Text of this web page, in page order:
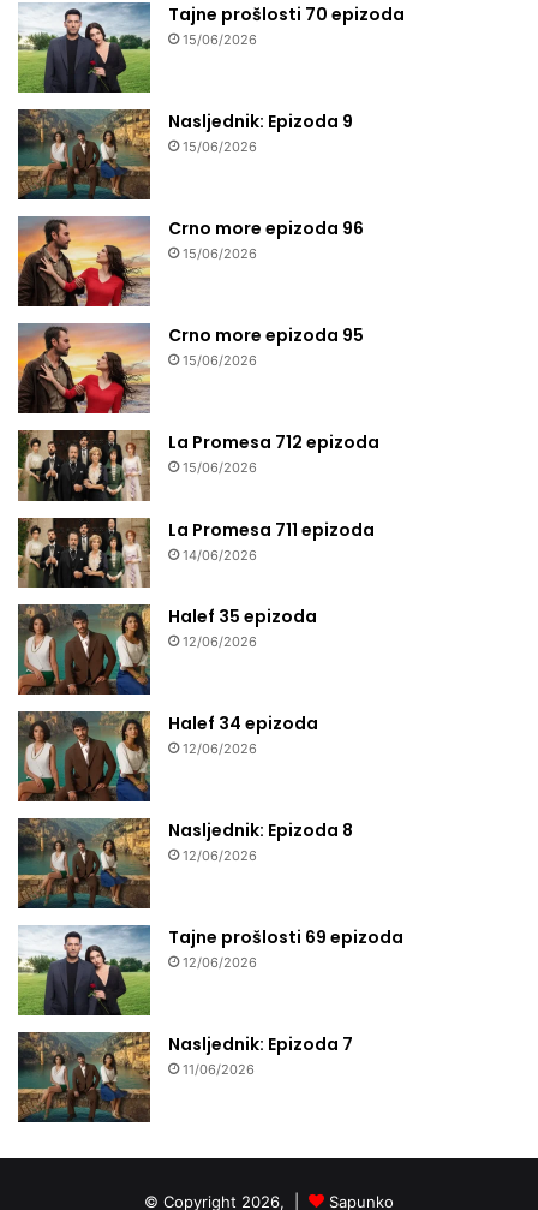
Tajne prošlosti 70 epizoda
15/06/2026
Nasljednik: Epizoda 9
15/06/2026
Crno more epizoda 96
15/06/2026
Crno more epizoda 95
15/06/2026
La Promesa 712 epizoda
15/06/2026
La Promesa 711 epizoda
14/06/2026
Halef 35 epizoda
12/06/2026
Halef 34 epizoda
12/06/2026
Nasljednik: Epizoda 8
12/06/2026
Tajne prošlosti 69 epizoda
12/06/2026
Nasljednik: Epizoda 7
11/06/2026
© Copyright 2026, | Sapunko